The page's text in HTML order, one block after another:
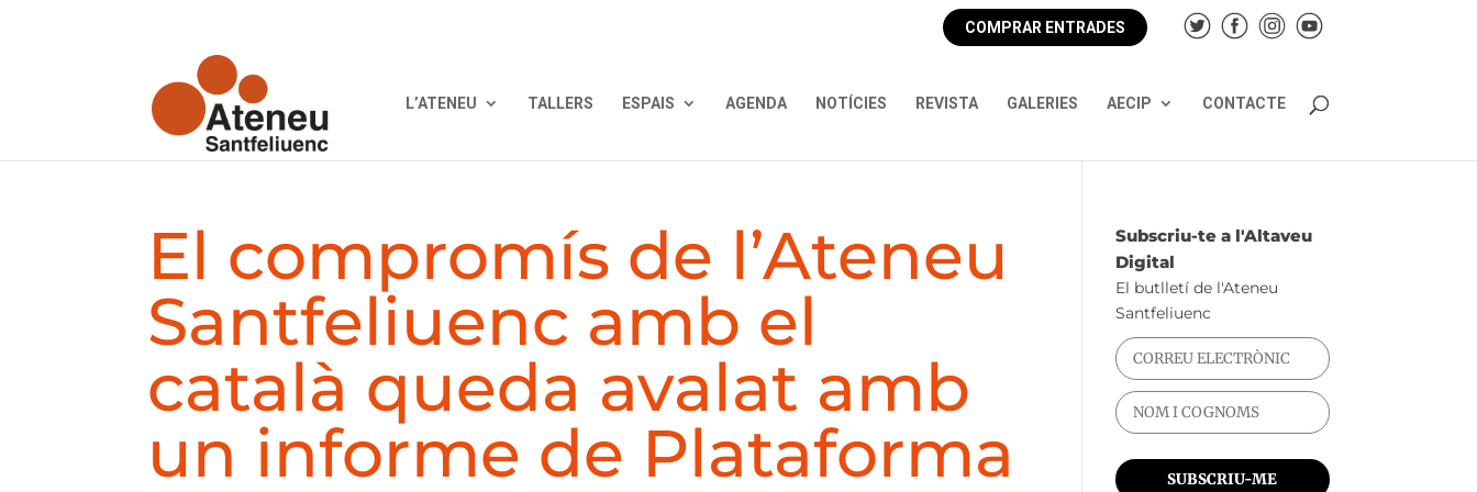
COMPRAR ENTRADES
L’ATENEU TALLERS ESPAIS AGENDA NOTÍCIES REVISTA GALERIES AECIP CONTACTE
El compromís de l’Ateneu
Santfeliuenc amb el
català queda avalat amb
un informe de Plataforma
Subscriu-te a l'Altaveu
Digital
El butlletí de l'Ateneu
Santfeliuenc